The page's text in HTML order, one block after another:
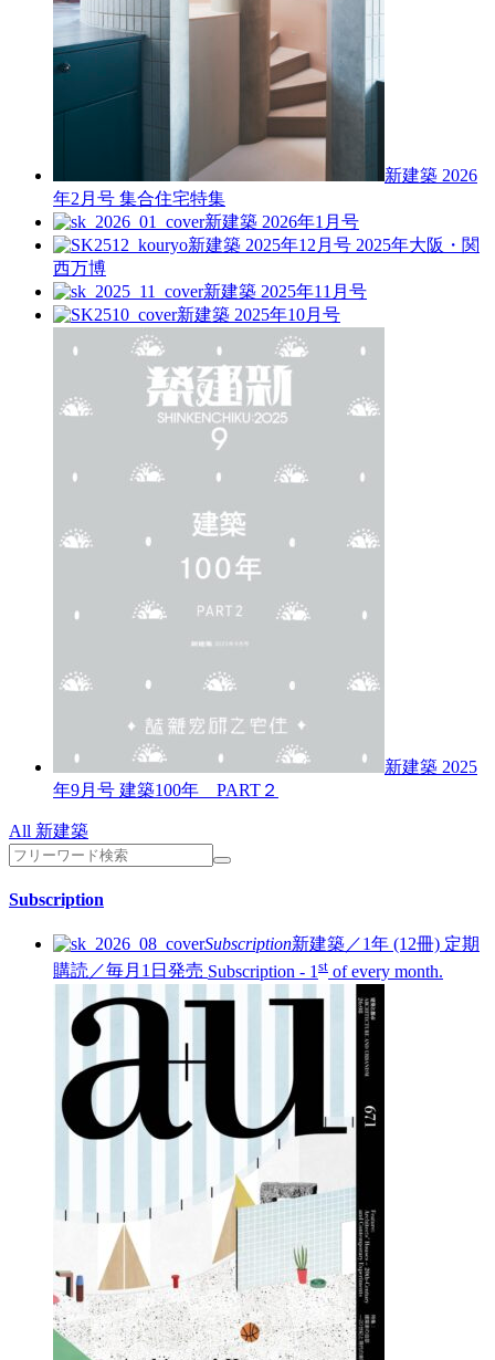
新建築 2026
年2月号 集合住宅特集
新建築 2026年1月号
新建築 2025年12月号 2025年大阪・関
西万博
新建築 2025年11月号
新建築 2025年10月号
新建築 2025
年9月号 建築100年 PART２
All 新建築
Subscription
Subscription新建築／1年 (12冊) 定期
購読／毎月1日発売 Subscription - 1 st of every month.